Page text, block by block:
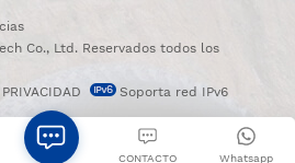
Co., Ltd. Reservados todos los
Soporta red IPv6
Whatsapp
CONTACTO